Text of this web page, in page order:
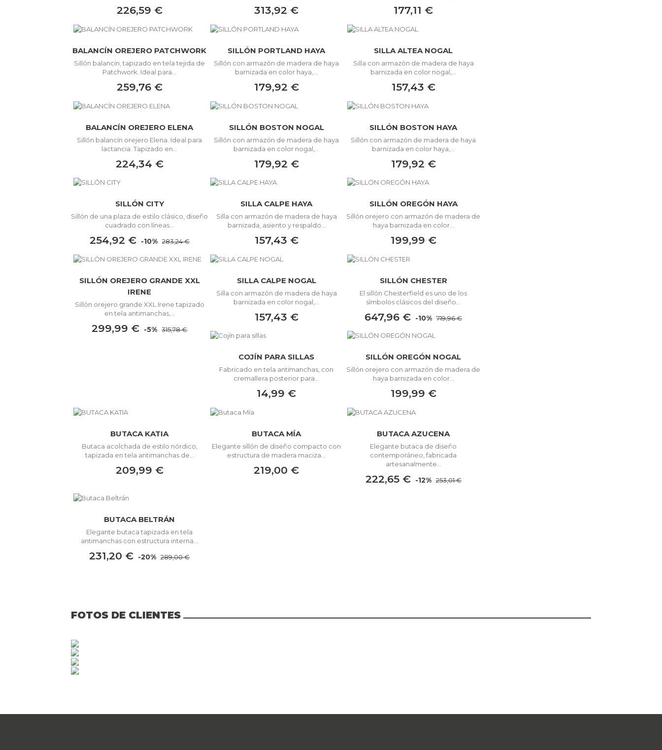
226,59 € 313,92 € 177,11 €
BALANCÍN OREJERO PATCHWORK
Sillón balancín, tapizado en tela tejida de
Patchwork. Ideal para...
259,76 €
SILLÓN PORTLAND HAYA
Sillón con armazón de madera de haya
barnizada en color haya,...
179,92 €
SILLA ALTEA NOGAL
Silla con armazón de madera de haya
barnizada en color nogal,...
157,43 €
BALANCÍN OREJERO ELENA
Sillón balancín orejero Elena. Ideal para
lactancia. Tapizado en...
224,34 €
SILLÓN BOSTON NOGAL
Sillón con armazón de madera de haya
barnizada en color nogal,...
179,92 €
SILLÓN BOSTON HAYA
Sillón con armazón de madera de haya
barnizada en color haya,...
179,92 €
SILLÓN CITY
Sillón de una plaza de estilo clásico, diseño
cuadrado con líneas...
254,92 € -10% 283,24 €
SILLA CALPE HAYA
Silla con armazón de madera de haya
barnizada, asiento y respaldo...
157,43 €
SILLÓN OREGÓN HAYA
Sillón orejero con armazón de madera de
haya barnizada en color...
199,99 €
SILLÓN OREJERO GRANDE XXL
IRENE
Sillón orejero grande XXL Irene tapizado
en tela antimanchas,...
299,99 € -5% 315,78 €
SILLA CALPE NOGAL
Silla con armazón de madera de haya
barnizada en color nogal,...
157,43 €
SILLÓN CHESTER
El sillón Chesterfield es uno de los
símbolos clásicos del diseño...
647,96 € -10% 719,96 €
COJÍN PARA SILLAS
Fabricado en tela antimanchas, con
cremallera posterior para...
14,99 €
SILLÓN OREGÓN NOGAL
Sillón orejero con armazón de madera de
haya barnizada en color...
199,99 €
BUTACA KATIA
Butaca acolchada de estilo nórdico,
tapizada en tela antimanchas de...
209,99 €
BUTACA MÍA
Elegante sillón de diseño compacto con
estructura de madera maciza...
219,00 €
BUTACA AZUCENA
Elegante butaca de diseño
contemporáneo, fabricada
artesanalmente...
222,65 € -12% 253,01 €
BUTACA BELTRÁN
Elegante butaca tapizada en tela
antimanchas con estructura interna...
231,20 € -20% 289,00 €
FOTOS DE CLIENTES